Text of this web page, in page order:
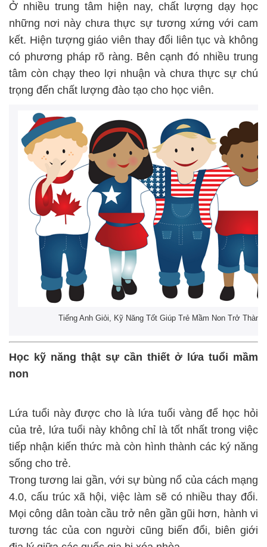
Ở nhiều trung tâm hiện nay, chất lượng dạy học
những nơi này chưa thực sự tương xứng với cam
kết. Hiện tượng giáo viên thay đổi liên tục và không
có phương pháp rõ ràng. Bên cạnh đó nhiều trung
tâm còn chạy theo lợi nhuận và chưa thực sự chú
trọng đến chất lượng đào tạo cho học viên.
Tiếng Anh Giỏi, Kỹ Năng Tốt Giúp Trẻ Mầm Non Trở Thành
Học kỹ năng thật sự cần thiết ở lứa tuổi mầm
non
Lứa tuổi này được cho là lứa tuổi vàng để học hỏi
của trẻ, lứa tuổi này không chỉ là tốt nhất trong việc
tiếp nhận kiến thức mà còn hình thành các ký năng
sống cho trẻ.
Trong tương lai gần, với sự bùng nổ của cách mạng
4.0, cấu trúc xã hội, việc làm sẽ có nhiều thay đổi.
Mọi công dân toàn cầu trở nên gần gũi hơn, hành vi
tương tác của con người cũng biến đổi, biên giới